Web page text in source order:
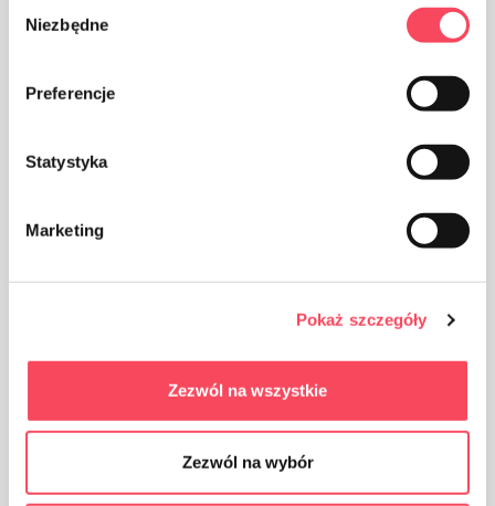
zgody
Niezbędne
Preferencje
Statystyka
Marketing
Pokaż szczegóły
Zezwól na wszystkie
Zezwól na wybór
Oppbevares utilgjengelig for barn